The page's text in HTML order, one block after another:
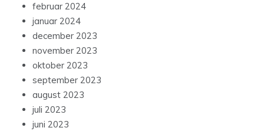
februar 2024
januar 2024
december 2023
november 2023
oktober 2023
september 2023
august 2023
juli 2023
juni 2023